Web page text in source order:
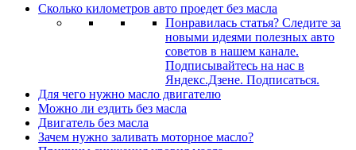
Сколько километров авто проедет без масла
Понравилась статья? Следите за
новыми идеями полезных авто
советов в нашем канале.
Подписывайтесь на нас в
Яндекс.Дзене. Подписаться.
Для чего нужно масло двигателю
Можно ли ездить без масла
Двигатель без масла
Зачем нужно заливать моторное масло?